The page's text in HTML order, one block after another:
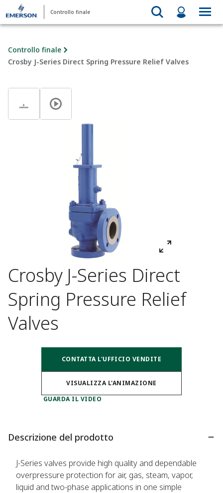
Controllo finale
Controllo finale
Crosby J-Series Direct Spring Pressure Relief Valves
Crosby J-Series Direct
Spring Pressure Relief
Valves
CONTATTA L'UFFICIO VENDITE
VISUALIZZA L'ANIMAZIONE
GUARDA IL VIDEO
Descrizione del prodotto
J-Series valves provide high quality and dependable
overpressure protection for air, gas, steam, vapor,
liquid and two-phase applications in one simple